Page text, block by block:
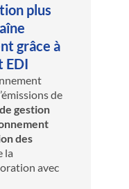
plus
grâce à
EDI
de
gestion
des
la
avec